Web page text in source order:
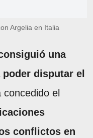
Argelia en Italia
una
disputar el
el
conflictos en